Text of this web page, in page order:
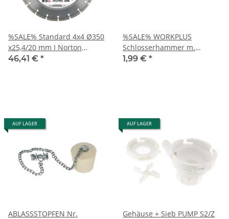
%SALE% Standard 4x4 Ø350
x25,4/20 mm I Norton
Clipper Diamantscheibe
46,41 € *
%SALE% WORKPLUS
Schlosserhammer m.
Fiberglasstiel, 100g GS gepr.
1,99 € *
AUF LAGER
ABLASSSTOPFEN Nr.
AUF LAGER
Gehäuse + Sieb PUMP S2/Z